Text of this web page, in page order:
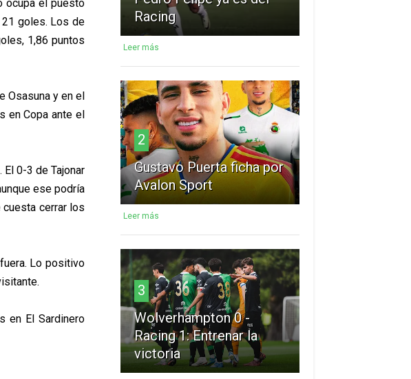
ocupa el puesto
21 goles. Los de
1,86 puntos
Osasuna y en el
en Copa ante el
0-3 de Tajonar
ese podría
cuesta cerrar los
fuera. Lo positivo
en El Sardinero
Racing
Leer más
2
Gustavo Puerta ficha por
Avalon Sport
Leer más
3
Wolverhampton 0 -
Racing 1: Entrenar la
victoria